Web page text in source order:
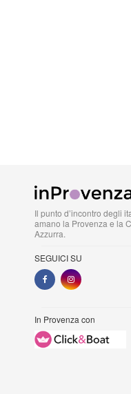
Il punto d’incontro degli
amano la Provenza e la
Azzurra.
SEGUICI SU
In Provenza con